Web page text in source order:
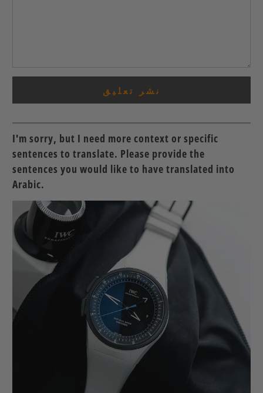
I'm sorry, but I need more context or specific
sentences to translate. Please provide the
sentences you would like to have translated into
Arabic.